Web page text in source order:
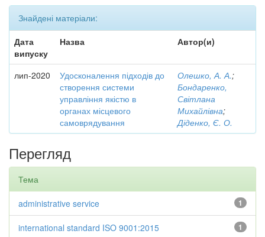
Знайдені матеріали:
Дата
випуску
Назва Автор(и)
лип-2020
Удосконалення підходів до
створення системи
управління якістю в
органах місцевого
самоврядування
Олешко, А. А.;
Бондаренко,
Світлана
Михайлівна;
Діденко, Є. О.
Перегляд
Тема
1
administrative service
1
international standard ISO 9001:2015